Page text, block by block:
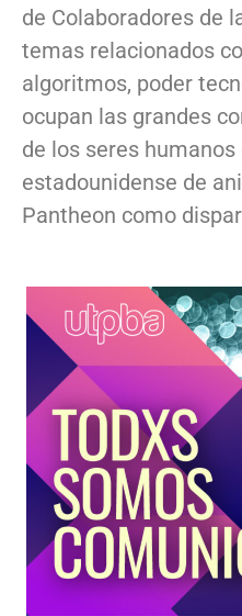
de Colaboradores de
temas relacionados
algoritmos, poder
ocupan las grandes
de los seres humanos
estadounidense de
Pantheon como